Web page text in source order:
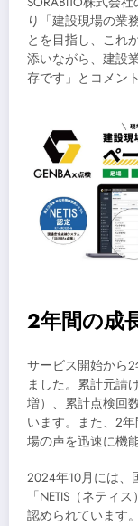
り「建設現場の業
とを目指し、これ
添いながら、建設
存です」とコメン
2年間の成
サービス開始から
ました。累計元請
増）、累計点検回
います。また、2
場の声を迅速に機
2024年10月には、
「NETIS（ネティ
認められています。